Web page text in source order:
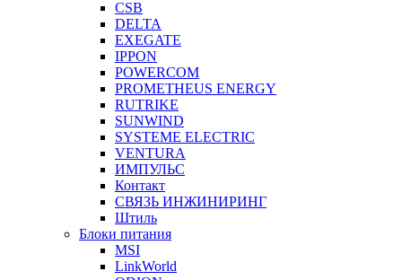
CSB
DELTA
EXEGATE
IPPON
POWERCOM
PROMETHEUS ENERGY
RUTRIKE
SUNWIND
SYSTEME ELECTRIC
VENTURA
ИМПУЛЬС
Контакт
СВЯЗЬ ИНЖИНИРИНГ
Штиль
Блоки питания
MSI
LinkWorld